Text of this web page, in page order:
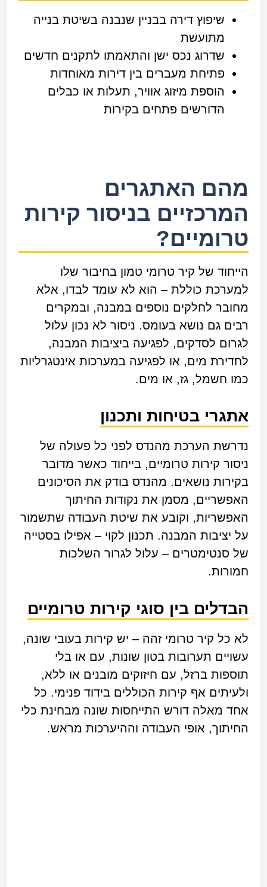
שיפוץ דירה בבניין שנבנה בשיטת בנייה
מתועשת
שדרוג נכס ישן והתאמתו לתקנים חדשים
פתיחת מעברים בין דירות מאוחדות
הוספת מיזוג אוויר, תעלות או כבלים
הדורשים פתחים בקירות
מהם האתגרים
המרכזיים בניסור קירות
טרומיים?
הייחוד של קיר טרומי טמון בחיבור שלו
למערכת כוללת – הוא לא עומד לבדו, אלא
מחובר לחלקים נוספים במבנה, ובמקרים
רבים גם נושא בעומס. ניסור לא נכון עלול
לגרום לסדקים, לפגיעה ביציבות המבנה,
לחדירת מים, או לפגיעה במערכות אינטגרליות
כמו חשמל, גז, או מים.
אתגרי בטיחות ותכנון
נדרשת הערכת מהנדס לפני כל פעולה של
ניסור קירות טרומיים, בייחוד כאשר מדובר
בקירות נושאים. מהנדס בודק את הסיכונים
האפשריים, מסמן את נקודות החיתוך
האפשריות, וקובע את שיטת העבודה שתשמור
על יציבות המבנה. תכנון לקוי – אפילו בסטייה
של סנטימטרים – עלול לגרור השלכות
חמורות.
הבדלים בין סוגי קירות טרומיים
לא כל קיר טרומי זהה – יש קירות בעובי שונה,
עשויים תערובות בטון שונות, עם או בלי
תוספות ברזל, עם חיזוקים מובנים או ללא,
ולעיתים אף קירות הכוללים בידוד פנימי. כל
אחד מאלה דורש התייחסות שונה מבחינת כלי
החיתוך, אופי העבודה וההיערכות מראש.